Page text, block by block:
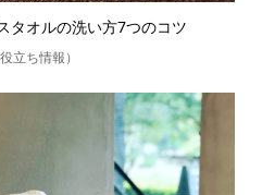
タオルの洗い方7つのコツ
立ち情報）